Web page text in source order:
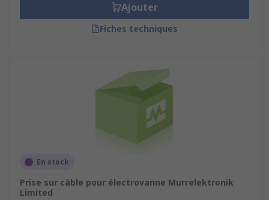
Ajouter
Fiches techniques
En stock
Prise sur câble pour électrovanne Murrelektronik
Limited